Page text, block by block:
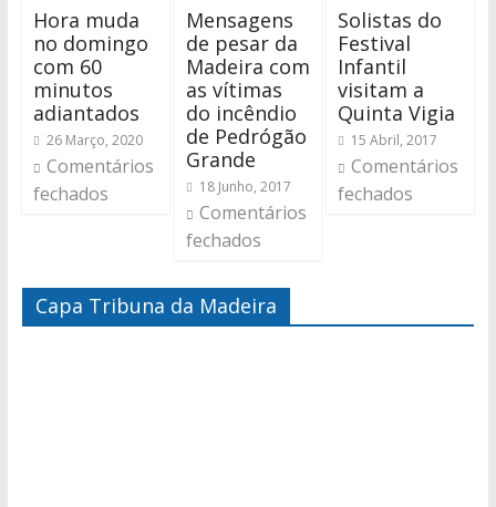
Hora muda
no domingo
com 60
minutos
adiantados
26 Março, 2020
Comentários
fechados
Mensagens
de pesar da
Madeira com
as vítimas
do incêndio
de Pedrógão
Grande
18 Junho, 2017
Comentários
fechados
Solistas do
Festival
Infantil
visitam a
Quinta Vigia
15 Abril, 2017
Comentários
fechados
Capa Tribuna da Madeira